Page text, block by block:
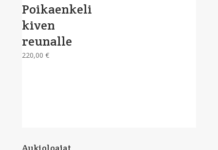
Poikaenkeli
kiven
reunalle
220,00 €